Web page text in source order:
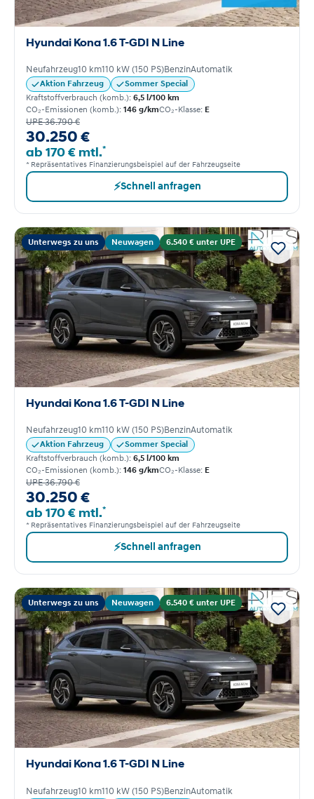
Hyundai Kona 1.6 T-GDI N Line
Neufahrzeug10 km110 kW (150 PS)BenzinAutomatik
Aktion Fahrzeug
Sommer Special
Kraftstoffverbrauch (komb.): 6,5 l/100 km
CO₂-Emissionen (komb.): 146 g/kmCO₂-Klasse: E
UPE 36.790 €
30.250 €
ab 170 € mtl.*
* Repräsentatives Finanzierungsbeispiel auf der Fahrzeugseite
⚡Schnell anfragen
Unterwegs zu uns Neuwagen 6.540 € unter UPE
Hyundai Kona 1.6 T-GDI N Line
Neufahrzeug10 km110 kW (150 PS)BenzinAutomatik
Aktion Fahrzeug
Sommer Special
Kraftstoffverbrauch (komb.): 6,5 l/100 km
CO₂-Emissionen (komb.): 146 g/kmCO₂-Klasse: E
UPE 36.790 €
30.250 €
ab 170 € mtl.*
* Repräsentatives Finanzierungsbeispiel auf der Fahrzeugseite
⚡Schnell anfragen
Unterwegs zu uns Neuwagen 6.540 € unter UPE
Hyundai Kona 1.6 T-GDI N Line
Neufahrzeug10 km110 kW (150 PS)BenzinAutomatik